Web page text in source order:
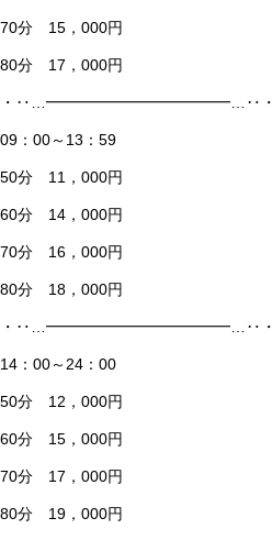
70分 15，000円
80分 17，000円
・‥…━━━━━━━━━━━━…‥・
09：00～13：59
50分 11，000円
60分 14，000円
70分 16，000円
80分 18，000円
・‥…━━━━━━━━━━━━…‥・
14：00～24：00
50分 12，000円
60分 15，000円
70分 17，000円
80分 19，000円